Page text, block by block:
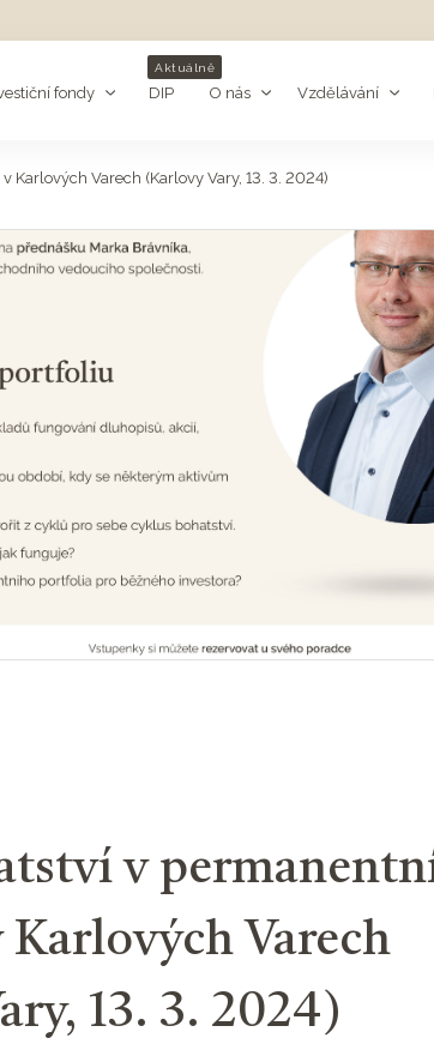
fondy DIP
Aktuálně
O nás Vzdělávání
Varech (Karlovy Vary, 13. 3. 2024)
v
Varech
13. 3. 2024)